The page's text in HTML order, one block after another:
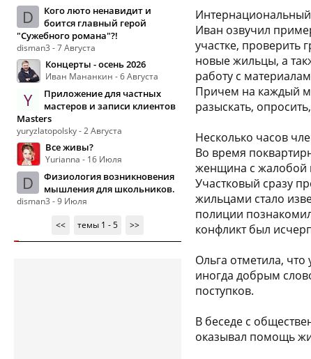
D
Кого люто ненавидит и
боится главный герой
"Сужебного романа"?!
disman3 - 7 Августа
Концерты - осень 2026
Иван Мананкин - 6 Августа
Y
Приложение для частных
мастеров и записи клиентов
Masters
yuryzlatopolsky - 2 Августа
Все живы?
Yurianna - 16 Июля
D
Физиология возникновения
мышления для школьников.
disman3 - 9 Июля
<<
темы 1 - 5 >>
Иван озвучил
участке, проверить
новые жильцы, а
работу с
Причем на каждый
разыскать,
Несколько часов
Во время
женщина с жалобой
Участковый сразу
жильцами стало
полиции
конфликт был
Ольга отметила,
иногда добрым
поступков.
В беседе с
оказывал помощь